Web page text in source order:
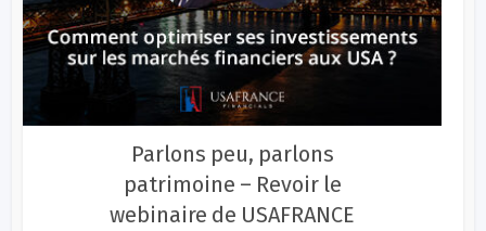
Parlons peu, parlons
patrimoine – Revoir le
webinaire de USAFRANCE